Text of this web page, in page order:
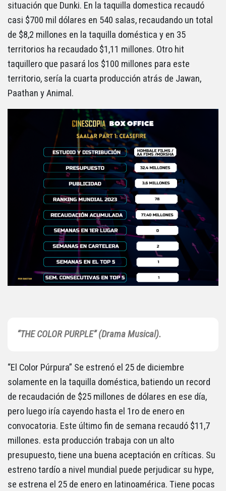
situación que Dunki. En la taquilla domestica recaudó
casi $700 mil dólares en 540 salas, recaudando un total
de $8,2 millones en la taquilla doméstica y en 35
territorios ha recaudado $1,11 millones. Otro hit
taquillero que pasará los $100 millones para este
territorio, sería la cuarta producción atrás de Jawan,
Paathan y Animal.
“THE COLOR PURPLE” (Drama Musical).
“El Color Púrpura” Se estrenó el 25 de diciembre
solamente en la taquilla doméstica, batiendo un record
de recaudación de $25 millones de dólares en ese día,
pero luego iría cayendo hasta el 1ro de enero en
convocatoria. Este último fin de semana recaudó $11,7
millones. esta producción trabaja con un alto
presupuesto, tiene una buena aceptación en críticas. Su
estreno tardío a nivel mundial puede perjudicar su hype,
se estrena el 25 de enero en latinoamérica. Tiene pocas